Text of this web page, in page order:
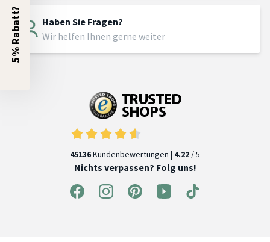
Haben Sie Fragen?
Wir helfen Ihnen gerne weiter
45136Kundenbewertungen | 4.22 / 5
Nichts verpassen? Folg uns!
5% Rabatt?